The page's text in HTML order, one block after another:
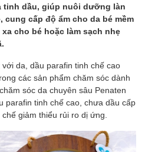
tinh dầu, giúp nuôi dưỡng làn
cung cấp độ ẩm cho da bé mềm
cho bé hoặc làm sạch nhẹ
da, dầu parafin tinh chế cao
các sản phẩm chăm sóc dành
sóc da chuyên sâu Penaten
parafin tinh chế cao, chưa dầu cấp
giảm thiểu rủi ro dị ứng.